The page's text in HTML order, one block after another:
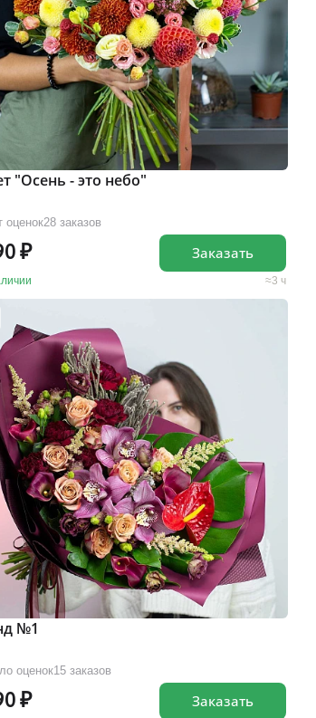
оценок28 заказов
"Осень - это небо"
3 ч
Заказать
оценок15 заказов
№1
Заказать